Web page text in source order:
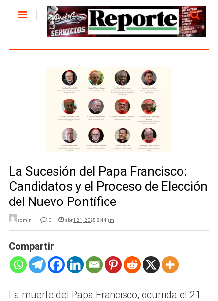
La Sucesión del Papa Francisco:
Candidatos y el Proceso de Elección
del Nuevo Pontífice
admin 0 abril 21, 2025 8:44 am
Compartir
La muerte del Papa Francisco, ocurrida el 21